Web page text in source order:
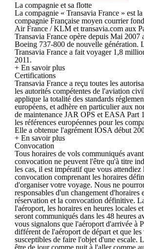
La compagnie et sa flotte
La compagnie « Transavia France » est
compagnie Française moyen courrier
Air France / KLM et transavia.com aux
Transavia France opère depuis Mai 2007
Boeing 737-800 de nouvelle génération.
Transavia France a fait voyager 1,8
2011.
+ En savoir plus
Certifications
Transavia France a reçu toutes les
les autorités compétentes de l'aviation
applique la totalité des standards
européens, et adhère en particulier aux
de maintenance JAR OPS et EASA Part
les références européennes pour les
Elle a obtenue l'agrément IOSA début
+ En savoir plus
Convocation
Tous horaires de vols communiqués
convocation ne peuvent l'être qu'à titre
les cas, il est impératif que vous attendiez
convocation comprenant les horaires
d'organiser votre voyage. Nous ne
responsables d'un changement d'horaires
réservation et la convocation définitive.
l'aéroport, les horaires en heures locales
seront communiqués dans les 48 heures
vous signalons que l'aéroport d'arrivée à
différent de l'aéroport de départ et que les
susceptibles de faire l'objet d'une escale.
être de jour comme nuit à l'aller comme